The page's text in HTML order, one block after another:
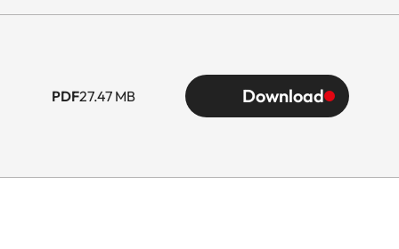
PDF27.47 MB Download